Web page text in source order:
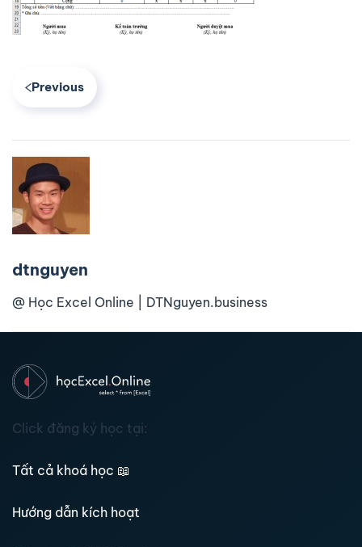
Previous
dtnguyen
@ Học Excel Online | DTNguyen.business
Click đăng ký học tại:
Tất cả khoá học 📖
Hướng dẫn kích hoạt